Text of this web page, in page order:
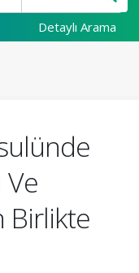
Detaylı Arama
Birlikte